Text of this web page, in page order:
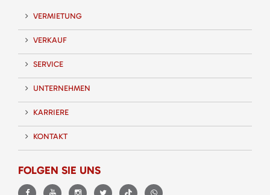
VERMIETUNG
VERKAUF
SERVICE
UNTERNEHMEN
KARRIERE
KONTAKT
FOLGEN SIE UNS